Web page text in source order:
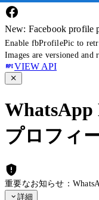
New: Facebook profile
Enable fbProfilePic to
Images are versioned and
VIEW API
WhatsApp
プロフィ
重要なお知らせ：
詳細